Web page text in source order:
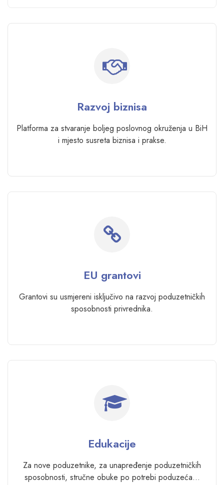
Razvoj biznisa
Platforma za stvaranje boljeg poslovnog okruženja u BiH
i mjesto susreta biznisa i prakse.
EU grantovi
Grantovi su usmjereni isključivo na razvoj poduzetničkih
sposobnosti privrednika.
Edukacije
Za nove poduzetnike, za unapređenje poduzetničkih
sposobnosti, stručne obuke po potrebi poduzeća…